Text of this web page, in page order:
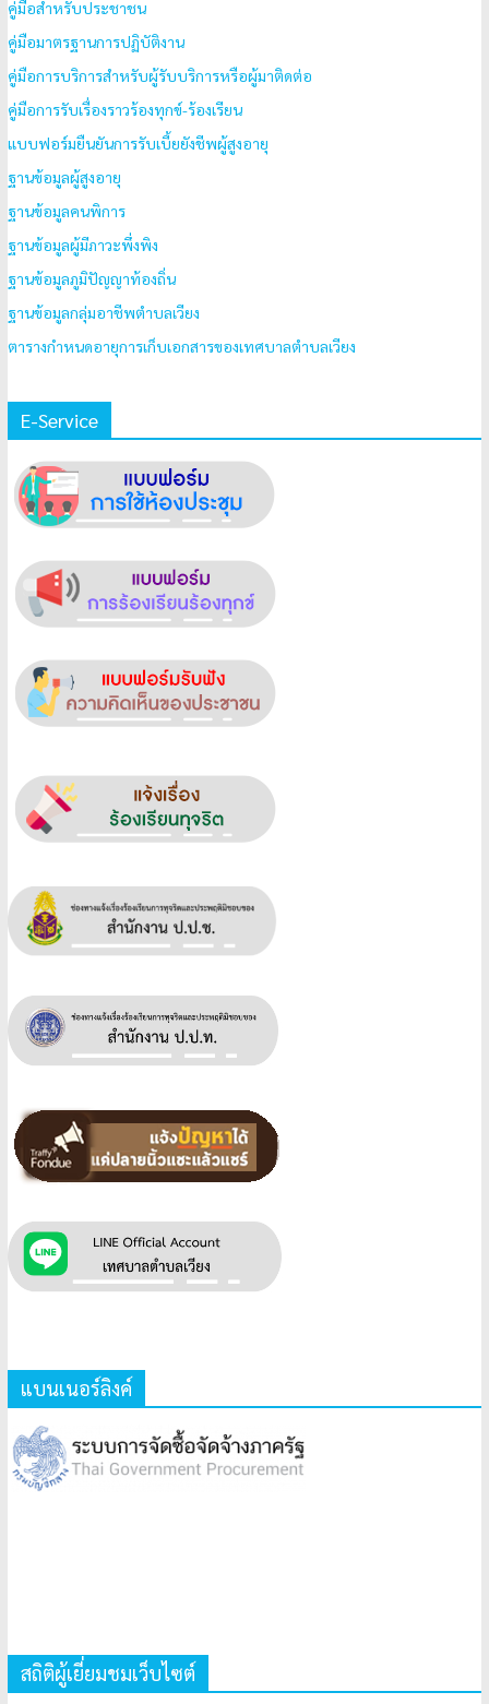
คู่มือสำหรับประชาชน
คู่มือมาตรฐานการปฏิบัติงาน
คู่มือการบริการสำหรับผู้รับบริการหรือผู้มาติดต่อ
คู่มือการรับเรื่องราวร้องทุกข์-ร้องเรียน
แบบฟอร์มยืนยันการรับเบี้ยยังชีพผู้สูงอายุ
ฐานข้อมูลผู้สูงอายุ
ฐานข้อมูลคนพิการ
ฐานข้อมูลผู้มีภาวะพึ่งพิง
ฐานข้อมูลภูมิปัญญาท้องถิ่น
ฐานข้อมูลกลุ่มอาชีพตำบลเวียง
ตารางกำหนดอายุการเก็บเอกสารของเทศบาลตำบลเวียง
E-Service
แบนเนอร์ลิงค์
สถิติผู้เยี่ยมชมเว็บไซต์